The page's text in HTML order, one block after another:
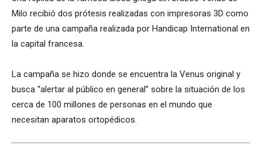
Milo recibió dos prótesis realizadas con impresoras 3D como
parte de una campaña realizada por Handicap International en
la capital francesa.
La campaña se hizo donde se encuentra la Venus original y
busca “alertar al público en general” sobre la situación de los
cerca de 100 millones de personas en el mundo que
necesitan aparatos ortopédicos.